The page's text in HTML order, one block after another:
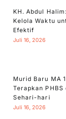
KH. Abdul
Kelola Waktu
Efektif
Juli 16, 2026
Murid Baru MA
Terapkan
Sehari-hari
Juli 16, 2026